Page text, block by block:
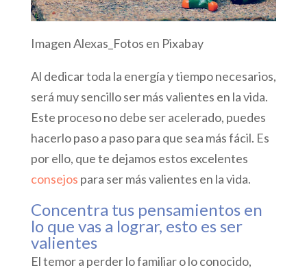
Imagen Alexas_Fotos en Pixabay
Al dedicar toda la energía y tiempo necesarios,
será muy sencillo ser más valientes en la vida.
Este proceso no debe ser acelerado, puedes
hacerlo paso a paso para que sea más fácil. Es
por ello, que te dejamos estos excelentes
consejos para ser más valientes en la vida.
Concentra tus pensamientos en
lo que vas a lograr, esto es ser
valientes
El temor a perder lo familiar o lo conocido,